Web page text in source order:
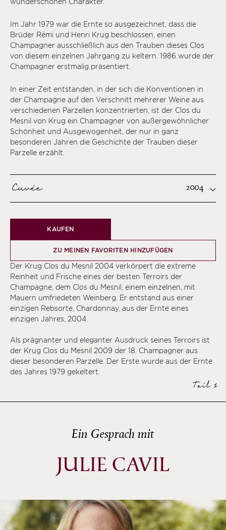
Im Jahr 1979 war die Ernte so ausgezeichnet, dass die
Brüder Rémi und Henri Krug beschlossen, einen
Champagner ausschließlich aus den Trauben dieses Clos
von diesem einzelnen Jahrgang zu keltern. 1986 wurde der
Champagner erstmalig präsentiert.
In einer Zeit entstanden, in der sich die Konventionen in
der Champagne auf den Verschnitt mehrerer Weine aus
verschiedenen Parzellen konzentrierten, ist der Clos du
Mesnil von Krug ein Champagner von außergewöhnlicher
Schönheit und Ausgewogenheit, der nur in ganz
besonderen Jahren die Geschichte der Trauben dieser
Parzelle erzählt.
Cuvée 2004
KAUFEN
ZU MEINEN FAVORITEN HINZUFÜGEN
Der Krug Clos du Mesnil 2004 verkörpert die extreme
Reinheit und Frische eines der besten Terroirs der
Champagne, dem Clos du Mesnil, einem einzelnen, mit
Mauern umfriedeten Weinberg. Er entstand aus einer
einzigen Rebsorte, Chardonnay, aus der Ernte eines
einzigen Jahres, 2004.
Als prägnanter und eleganter Ausdruck seines Terroirs ist
der Krug Clos du Mesnil 2009 der 18. Champagner aus
dieser besonderen Parzelle. Der Erste wurde aus der Ernte
des Jahres 1979 gekeltert.
Teil 1
Ein Gesprach mit
JULIE CAVIL